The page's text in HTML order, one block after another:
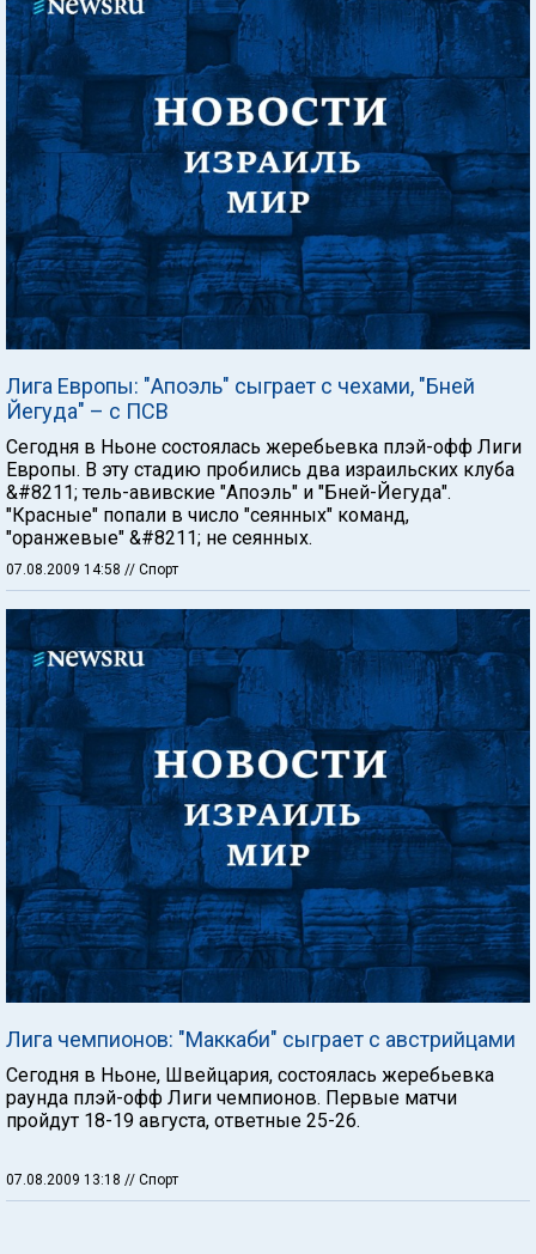
Лига Европы: "Апоэль" сыграет с чехами, "Бней
Йегуда" – с ПСВ
Сегодня в Ньоне состоялась жеребьевка плэй-офф Лиги
Европы. В эту стадию пробились два израильских клуба
&#8211; тель-авивские "Апоэль" и "Бней-Йегуда".
"Красные" попали в число "сеянных" команд,
"оранжевые" &#8211; не сеянных.
07.08.2009 14:58 // Спорт
Лига чемпионов: "Маккаби" сыграет с австрийцами
Сегодня в Ньоне, Швейцария, состоялась жеребьевка
раунда плэй-офф Лиги чемпионов. Первые матчи
пройдут 18-19 августа, ответные 25-26.
07.08.2009 13:18 // Спорт